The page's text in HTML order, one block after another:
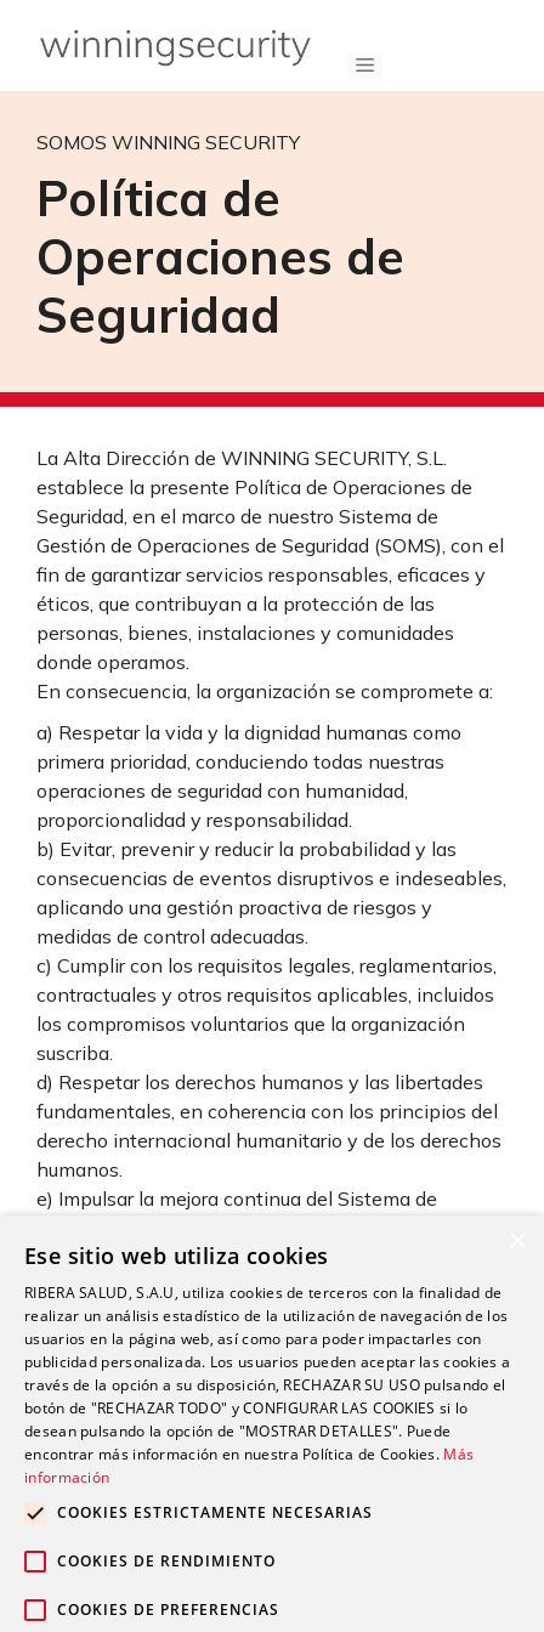
Menú
SOMOS WINNING SECURITY
Política de
Operaciones de
Seguridad
La Alta Dirección de WINNING SECURITY, S.L.
establece la presente Política de Operaciones de
Seguridad, en el marco de nuestro Sistema de
Gestión de Operaciones de Seguridad (SOMS), con el
fin de garantizar servicios responsables, eficaces y
éticos, que contribuyan a la protección de las
personas, bienes, instalaciones y comunidades
donde operamos.
En consecuencia, la organización se compromete a:
a) Respetar la vida y la dignidad humanas como
primera prioridad, conduciendo todas nuestras
operaciones de seguridad con humanidad,
proporcionalidad y responsabilidad.
b) Evitar, prevenir y reducir la probabilidad y las
consecuencias de eventos disruptivos e indeseables,
aplicando una gestión proactiva de riesgos y
medidas de control adecuadas.
c) Cumplir con los requisitos legales, reglamentarios,
contractuales y otros requisitos aplicables, incluidos
los compromisos voluntarios que la organización
suscriba.
d) Respetar los derechos humanos y las libertades
fundamentales, en coherencia con los principios del
derecho internacional humanitario y de los derechos
humanos.
e) Impulsar la mejora continua del Sistema de
periódicamente su desempeño y eficacia.
Asimismo, esta política:
Es apropiada al propósito y contexto de la
organización.
Proporciona un marco para establecer y revisar los
objetivos de operaciones de seguridad.
Es comunicada, entendida y aplicada por todo el
personal que trabaje para la organización o en su
nombre.
Está disponible para todas las partes interesadas
confianza en nuestras operaciones.
Ese sitio web utiliza cookies
RIBERA SALUD, S.A.U, utiliza cookies de terceros con la finalidad de
realizar un análisis estadístico de la utilización de navegación de los
usuarios en la página web, así como para poder impactarles con
publicidad personalizada. Los usuarios pueden aceptar las cookies a
través de la opción a su disposición, RECHAZAR SU USO pulsando el
botón de "RECHAZAR TODO" y CONFIGURAR LAS COOKIES si lo
desean pulsando la opción de "MOSTRAR DETALLES". Puede
encontrar más información en nuestra Política de Cookies. Más
información
COOKIES ESTRICTAMENTE NECESARIAS
COOKIES DE RENDIMIENTO
COOKIES DE PREFERENCIAS